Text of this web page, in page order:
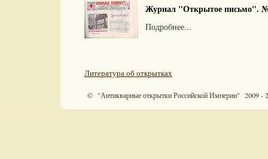
Журнал "Открытое письмо".
Подробнее...
Литература об открытках
© "Антикварные открытки Российской Империи" 2009 -